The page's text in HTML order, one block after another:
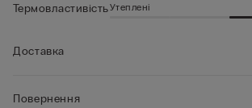
ТермовластивістьУтеплені
Доставка
Повернення